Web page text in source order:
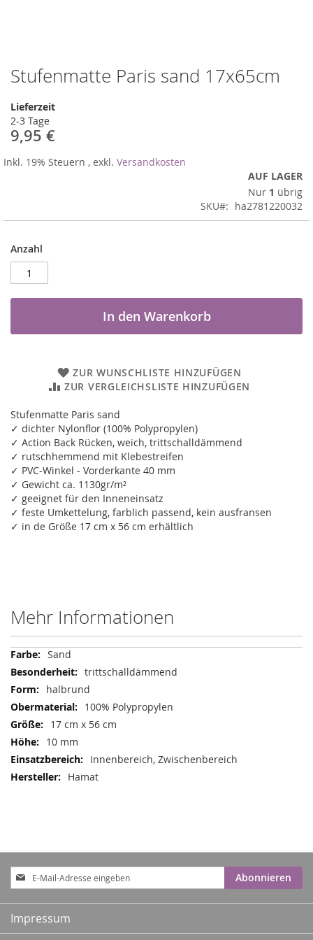
Stufenmatte Paris sand 17x65cm
Lieferzeit
2-3 Tage
9,95 €
Inkl. 19% Steuern , exkl. Versandkosten
AUF LAGER
Nur 1 übrig
SKU
ha2781220032
Anzahl
In den Warenkorb
ZUR WUNSCHLISTE HINZUFÜGEN
ZUR VERGLEICHSLISTE HINZUFÜGEN
Stufenmatte Paris sand
✓ dichter Nylonflor (100% Polypropylen)
✓ Action Back Rücken, weich, trittschalldämmend
✓ rutschhemmend mit Klebestreifen
✓ PVC-Winkel - Vorderkante 40 mm
✓ Gewicht ca. 1130gr/m²
✓ geeignet für den Inneneinsatz
✓ feste Umkettelung, farblich passend, kein ausfransen
✓ in de Größe 17 cm x 56 cm erhältlich
Zum
Anfang
der
Bildergalerie
springen
Mehr Informationen
Mehr
Informationen
Sand
trittschalldämmend
halbrund
100% Polypropylen
17 cm x 56 cm
10 mm
Innenbereich, Zwischenbereich
Hamat
Anmeldung
zum
Newsletter:
Abonnieren
Impressum